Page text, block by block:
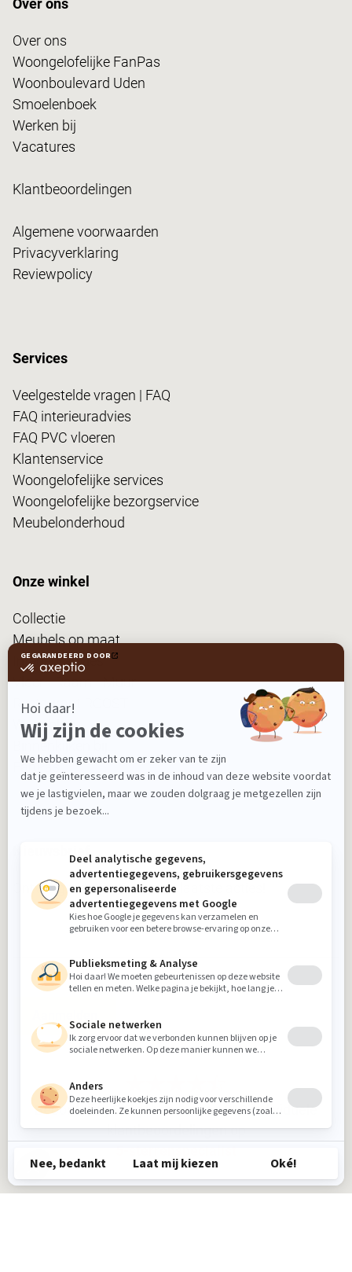
Over ons
Over ons
Woongelofelijke FanPas
Woonboulevard Uden
Smoelenboek
Werken bij
Vacatures
Klantbeoordelingen
Algemene voorwaarden
Privacyverklaring
Reviewpolicy
Services
Veelgestelde vragen | FAQ
FAQ interieuradvies
FAQ PVC vloeren
Klantenservice
Woongelofelijke services
Woongelofelijke bezorgservice
Meubelonderhoud
Onze winkel
Collectie
Meubels op maat
Interieuradvies
Vloer • Raam • Muur
Restaurant ROOST
Woonblog
Binnenkijken bij...
FanPas
Ontvang nieuws, tips en de laatste acties!
Beoordeling8.9gebaseerd op910individuele
klantbeoordelingen op